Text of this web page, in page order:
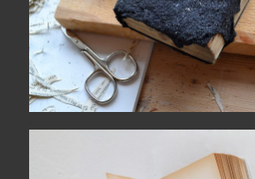
Poesia è amarezza